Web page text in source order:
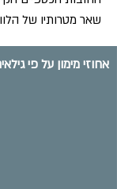
שאר מטרותיו של
אחוזי מימון על פי